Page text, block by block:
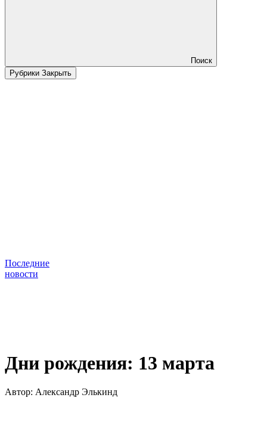
Поиск
Рубрики Закрыть
Последние
новости
Дни рождения: 13 марта
Автор: Александр Элькинд